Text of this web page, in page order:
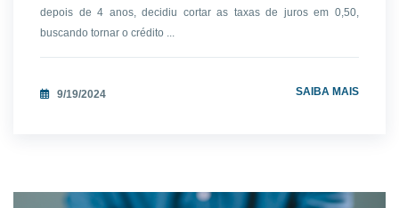
depois de 4 anos, decidiu cortar as taxas de juros em 0,50,
buscando tornar o crédito ...
9/19/2024 SAIBA MAIS